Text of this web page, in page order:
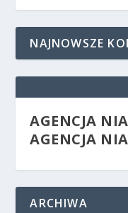
NAJNOWSZE
AGENCJA
AGENCJA
ARCHIWA